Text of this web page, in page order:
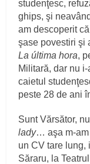
studenţesc,
ghips, şi
am descoperit
şase povestiri şi
La última hora,
Militară, dar nu
caietul
peste 28 de ani
Sunt Vărsător,
lady… aşa m-am
un CV tare lung,
Săraru, la